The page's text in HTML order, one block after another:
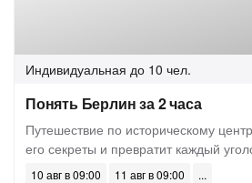
Индивидуальная до 10 чел.
Понять Берлин за 2 часа
Путешествие по историческому
его секреты и превратит каждый
10 авг в 09:00
11 авг в 09:00